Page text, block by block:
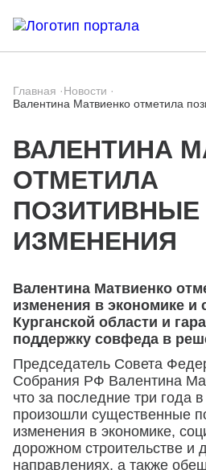
Главная ·Новости ·
Валентина Матвиенко отметила
ВАЛЕНТИНА
ОТМЕТИЛА
ПОЗИТИВНЫЕ
ИЗМЕНЕНИЯ
Валентина Матвиенко
изменения в экономике и
Курганской области и
поддержку совфеда в
Председатель Совета
Собрания РФ Валентина
что за последние три года
произошли существенные
изменения в экономике,
дорожном строительстве и
направлениях, а также